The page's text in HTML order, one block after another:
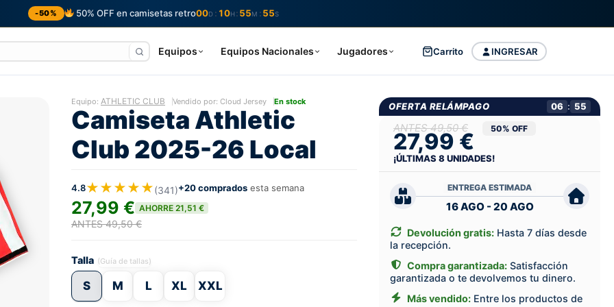
-50% 50% OFF en camisetas retro00D : 10H : 55M : 54S
Equipos Equipos Nacionales Jugadores INGRESAR
Carrito
Equipo: ATHLETIC CLUB Vendido por: Cloud Jersey En stock
Camiseta Athletic
Club 2025-26 Local
4.8★★★★★(341)+20 comprados esta semana
27,99 € AHORRE 21,51 €
ANTES 49,50 €
Talla (Guía de tallas)
S M L XL XXL
OFERTA RELÁMPAGO 06 : 54
49,50 €
27,99 € 50% OFF
¡ÚLTIMAS8UNIDADES!
ENTREGA ESTIMADA
16 AGO - 20 AGO
Devolución gratis: Hasta 7 días desde
la recepción.
Compra garantizada: Satisfacción
garantizada o te devolvemos tu dinero.
Más vendido: Entre los productos de